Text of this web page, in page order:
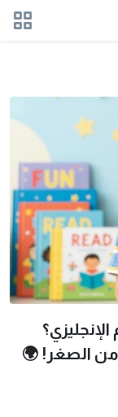
من الصغر! 🌍